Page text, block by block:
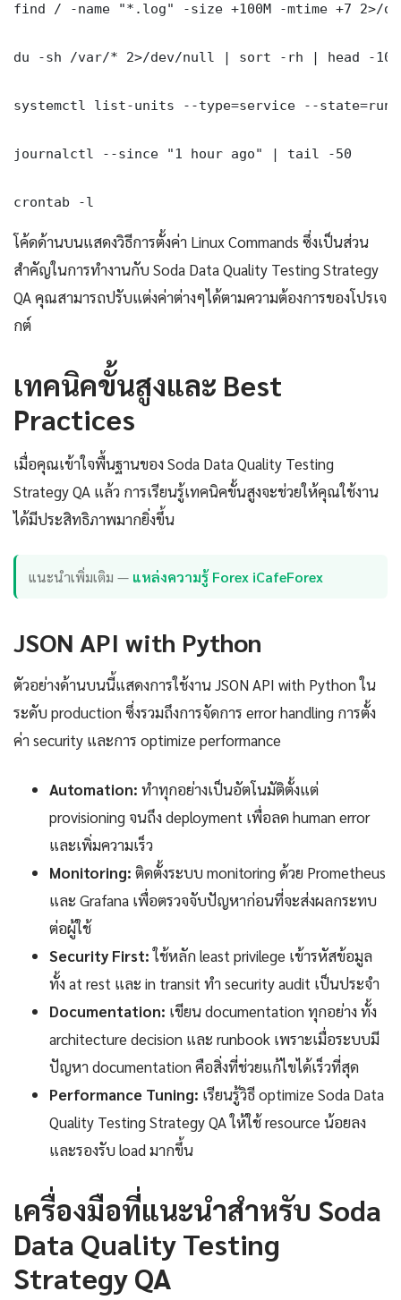
find / -name "*.log" -size +100M -mtime +7 2>/
du -sh /var/* 2>/dev/null | sort -rh | head -10
systemctl list-units --type=service --
journalctl --since "1 hour ago" | tail -50
crontab -l
โค้ดด้านบนแสดงวิธีการตั้งค่า Linux Commands ซึ่งเป็นส่วน
สำคัญในการทำงานกับ Soda Data Quality Testing Strategy
QA คุณสามารถปรับแต่งค่าต่างๆได้ตามความต้องการของโปรเจ
กต์
เทคนิคขั้นสูงและ Best
Practices
เมื่อคุณเข้าใจพื้นฐานของ Soda Data Quality Testing
Strategy QA แล้ว การเรียนรู้เทคนิคขั้นสูงจะช่วยให้คุณใช้งาน
ได้มีประสิทธิภาพมากยิ่งขึ้น
แนะนำเพิ่มเติม — แหล่งความรู้ Forex iCafeForex
JSON API with Python
ตัวอย่างด้านบนนี้แสดงการใช้งาน JSON API with Python ใน
ระดับ production ซึ่งรวมถึงการจัดการ error handling การตั้ง
ค่า security และการ optimize performance
Automation: ทำทุกอย่างเป็นอัตโนมัติตั้งแต่
provisioning จนถึง deployment เพื่อลด human error
และเพิ่มความเร็ว
Monitoring: ติดตั้งระบบ monitoring ด้วย Prometheus
และ Grafana เพื่อตรวจจับปัญหาก่อนที่จะส่งผลกระทบ
ต่อผู้ใช้
Security First:ใช้หลัก least privilege เข้ารหัสข้อมูล
ทั้ง at rest และ in transit ทำ security audit เป็นประจำ
Documentation: เขียน documentation ทุกอย่าง ทั้ง
architecture decision และ runbook เพราะเมื่อระบบมี
ปัญหา documentation คือสิ่งที่ช่วยแก้ไขได้เร็วที่สุด
Performance Tuning: เรียนรู้วิธี optimize Soda Data
Quality Testing Strategy QA ให้ใช้ resource น้อยลง
และรองรับ load มากขึ้น
เครื่องมือที่แนะนำสำหรับ Soda
Data Quality Testing
Strategy QA